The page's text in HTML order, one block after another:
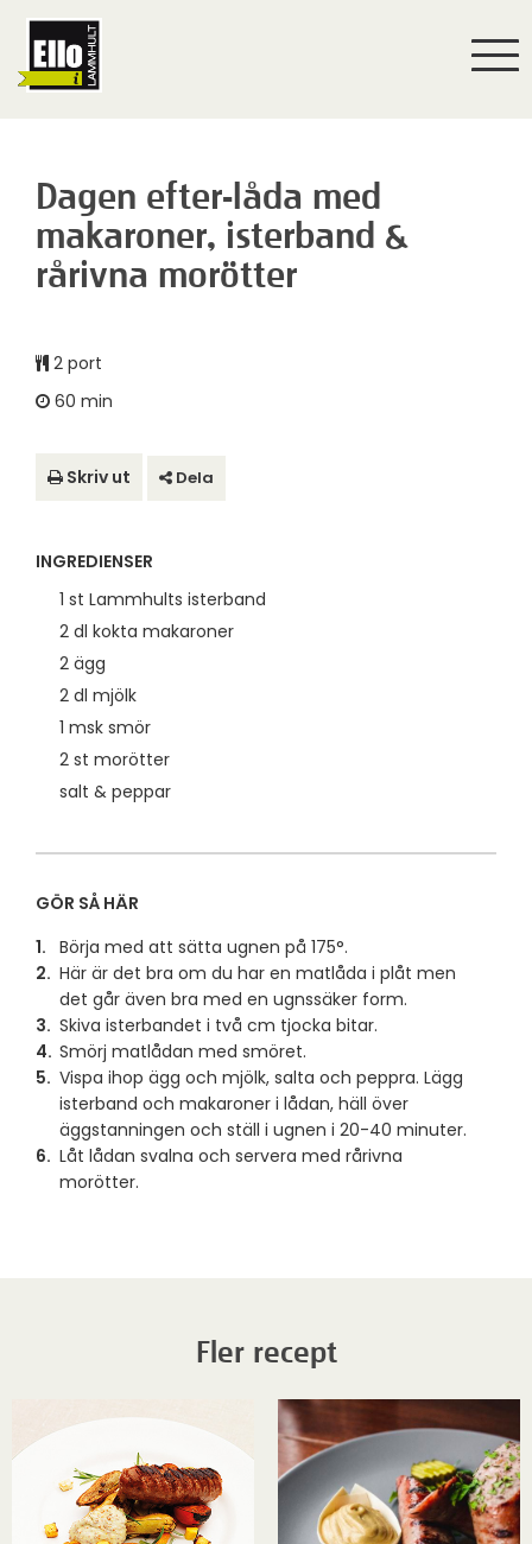
Dagen efter-låda med
makaroner, isterband &
rårivna morötter
2 port
60 min
Skriv ut Dela
INGREDIENSER
1 st Lammhults isterband
2 dl kokta makaroner
2 ägg
2 dl mjölk
1 msk smör
2 st morötter
salt & peppar
GÖR SÅ HÄR
Börja med att sätta ugnen på 175°.
Här är det bra om du har en matlåda i plåt men
det går även bra med en ugnssäker form.
Skiva isterbandet i två cm tjocka bitar.
Smörj matlådan med smöret.
Vispa ihop ägg och mjölk, salta och peppra. Lägg
isterband och makaroner i lådan, häll över
äggstanningen och ställ i ugnen i 20-40 minuter.
Låt lådan svalna och servera med rårivna
morötter.
Fler recept